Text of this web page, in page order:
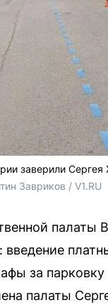
заверили Сергея
Завриков / V1.RU
палаты
введение
за
палаты